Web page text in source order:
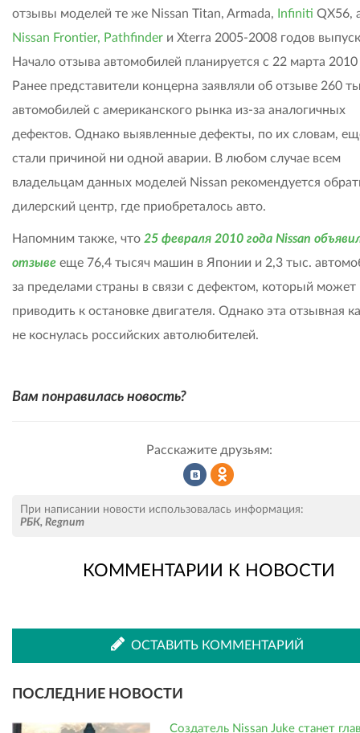
отзывы моделей те же Nissan Titan, Armada,
Infiniti QX56,
Nissan Frontier, Pathfinder и Xterra 2005-2008 годов
Начало отзыва автомобилей планируется с 22 марта 2010
Ранее представители концерна заявляли об отзыве 260
автомобилей с американского рынка из-за аналогичных
дефектов. Однако выявленные дефекты, по их словам,
стали причиной ни одной аварии. В любом случае всем
владельцам данных моделей Nissan рекомендуется
дилерский центр, где приобреталось авто.
Напомним также, что 25 февраля 2010 года Nissan
отзыве еще 76,4 тысяч машин в Японии и 2,3 тыс.
за пределами страны в связи с дефектом, который может
приводить к остановке двигателя. Однако эта отзывная
не коснулась российских автолюбителей.
Вам понравилась новость?
Расскажите друзьям:
во
ВКонтакте
Одноклассниках
При написании новости использовалась информация:
РБК, Regnum
КОММЕНТАРИИ К НОВОСТИ
ОСТАВИТЬ КОММЕНТАРИЙ
ПОСЛЕДНИЕ НОВОСТИ
Создатель Nissan Juke станет